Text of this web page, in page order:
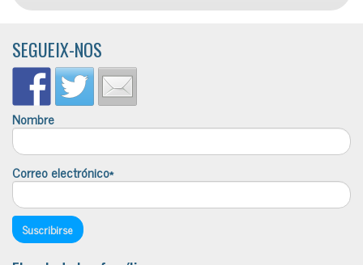
SEGUEIX-NOS
Nombre
Correo electrónico*